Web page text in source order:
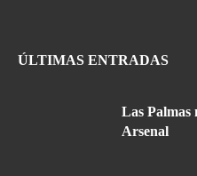
ÚLTIMAS ENTRADAS
Las Palmas
Arsenal